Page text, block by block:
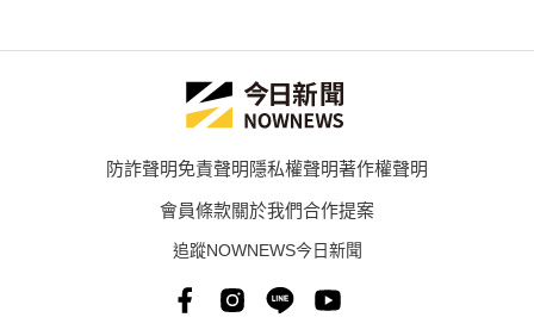
防詐聲明免責聲明隱私權聲明著作權聲明
會員條款關於我們合作提案
追蹤NOWNEWS今日新聞